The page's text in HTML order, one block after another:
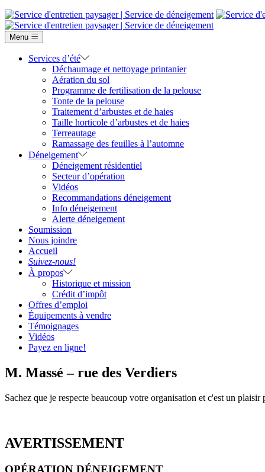
Menu
Services d’été
Déchaumage et nettoyage printanier
Aération du sol
Programme de fertilisation de la pelouse
Tonte de la pelouse
Traitement d’arbustes et de haies
Taille horticole d’arbustes et de haies
Terreautage
Ramassage des feuilles à l’automne
Déneigement
Déneigement résidentiel
Secteur d’opération
Vidéos
Recommandations déneigement
Info déneigement
Alerte déneigement
Soumission
Nous joindre
Accueil
Suivez-nous!
À propos
Historique et mission
Crédit d’impôt
Offres d’emploi
Équipements à vendre
Témoignages
Vidéos
Payez en ligne!
M. Massé – rue des Verdiers
Sachez que je respecte beaucoup votre organisation et c'est un
AVERTISSEMENT
OPÉRATION DÉNEIGEMENT